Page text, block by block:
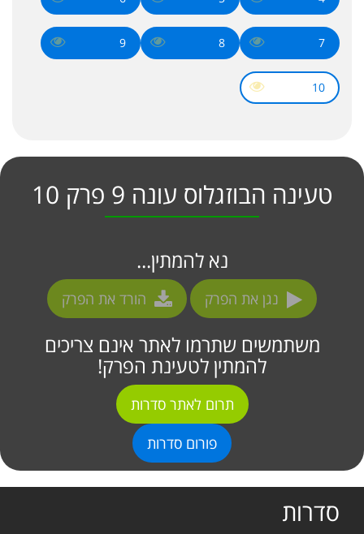
7
8
9
10
טעינה הבוזגלוס עונה 9 פרק 10
נא להמתין...
נגן את הפרק הורד את הפרק
משתמשים שתרמו לאתר אינם צריכים
להמתין לטעינת הפרק!
תרום לאתר סדרות
פורום סדרות
סדרות